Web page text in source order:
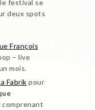
festival se
deux spots
François
– live
mois.
Fabrik pour
comprenant